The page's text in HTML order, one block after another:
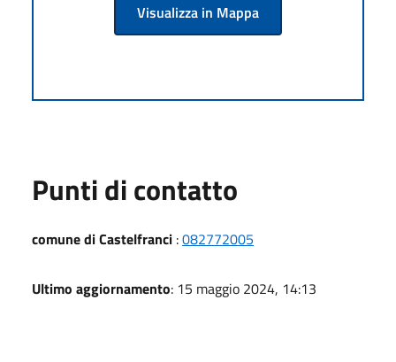
Visualizza in Mappa
Punti di contatto
comune di Castelfranci :082772005
Ultimo aggiornamento: 15 maggio 2024, 14:13